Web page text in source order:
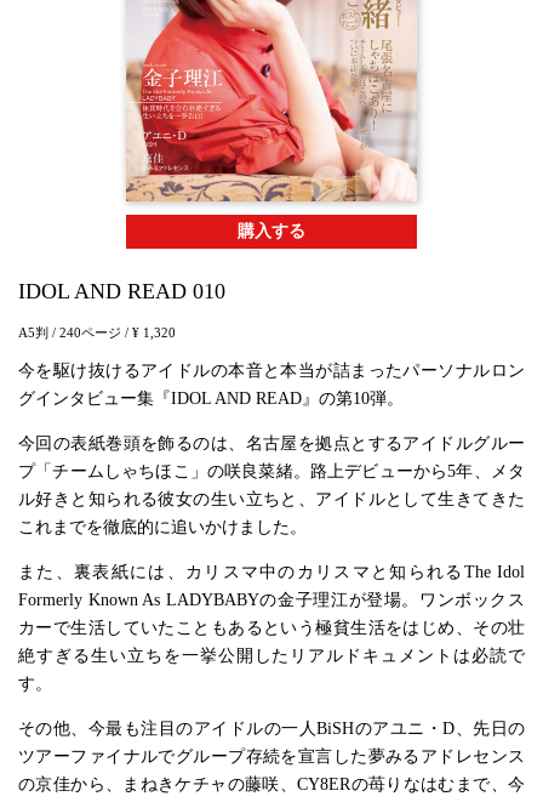
購入する
IDOL AND READ 010
A5判 / 240ページ / ¥ 1,320
今を駆け抜けるアイドルの本音と本当が詰まったパーソナルロン
グインタビュー集『IDOL AND READ』の第10弾。
今回の表紙巻頭を飾るのは、名古屋を拠点とするアイドルグルー
プ「チームしゃちほこ」の咲良菜緒。路上デビューから5年、メタ
ル好きと知られる彼女の生い立ちと、アイドルとして生きてきた
これまでを徹底的に追いかけました。
また、裏表紙には、カリスマ中のカリスマと知られるThe Idol
Formerly Known As LADYBABYの金子理江が登場。ワンボックス
カーで生活していたこともあるという極貧生活をはじめ、その壮
絶すぎる生い立ちを一挙公開したリアルドキュメントは必読で
す。
その他、今最も注目のアイドルの一人BiSHのアユニ・D、先日の
ツアーファイナルでグループ存続を宣言した夢みるアドレセンス
の京佳から、まねきケチャの藤咲、CY8ERの苺りなはむまで、今